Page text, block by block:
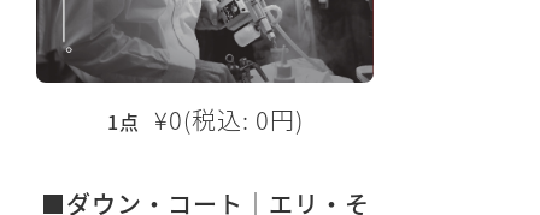
1点 ¥0(税込: 0円)
■ダウン・コート｜エリ・そ